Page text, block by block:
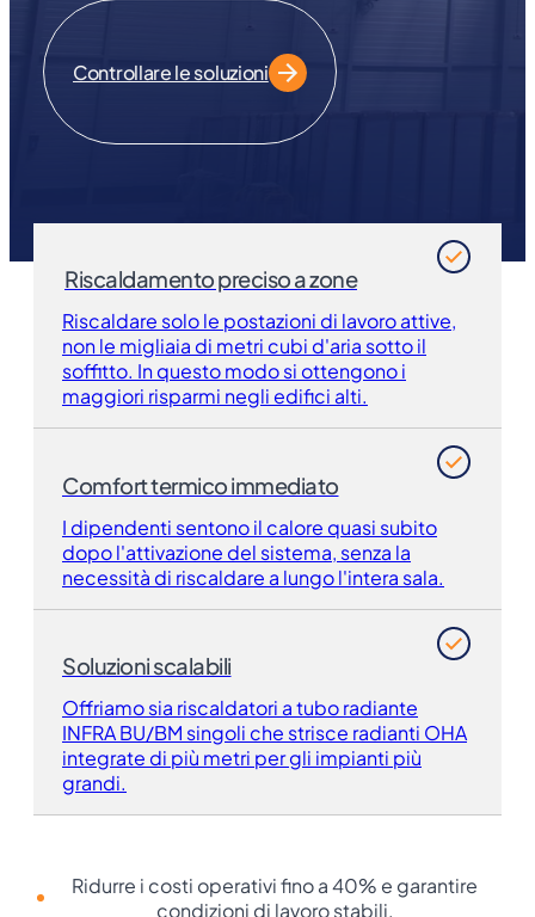
Controllare le soluzioni
Riscaldamento preciso a zone
Riscaldare solo le postazioni di lavoro attive,
non le migliaia di metri cubi d'aria sotto il
soffitto. In questo modo si ottengono i
maggiori risparmi negli edifici alti.
Comfort termico immediato
I dipendenti sentono il calore quasi subito
dopo l'attivazione del sistema, senza la
necessità di riscaldare a lungo l'intera sala.
Soluzioni scalabili
Offriamo sia riscaldatori a tubo radiante
INFRA BU/BM singoli che strisce radianti OHA
integrate di più metri per gli impianti più
grandi.
Ridurre i costi operativi fino a 40% e garantire
condizioni di lavoro stabili.